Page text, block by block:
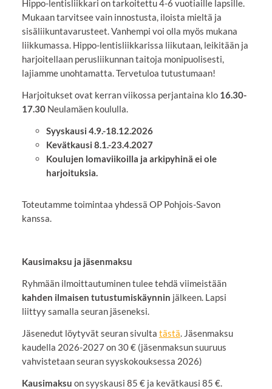
Hippo-lentisliikkari on tarkoitettu 4-6 vuotiaille lapsille.
Mukaan tarvitsee vain innostusta, iloista mieltä ja
sisäliikuntavarusteet. Vanhempi voi olla myös mukana
liikkumassa. Hippo-lentisliikkarissa liikutaan, leikitään ja
harjoitellaan perusliikunnan taitoja monipuolisesti,
lajiamme unohtamatta. Tervetuloa tutustumaan!
Harjoitukset ovat kerran viikossa perjantaina klo 16.30-
17.30Neulamäen koululla.
Syyskausi 4.9.-18.12.2026
Kevätkausi 8.1.-23.4.2027
Koulujen lomaviikoilla ja arkipyhinä ei ole
harjoituksia.
Toteutamme toimintaa yhdessä OP Pohjois-Savon
kanssa.
Kausimaksu ja jäsenmaksu
Ryhmään ilmoittautuminen tulee tehdä viimeistään
kahden ilmaisen tutustumiskäynnin jälkeen. Lapsi
liittyy samalla seuran jäseneksi.
Jäsenedut löytyvät seuran sivulta tästä. Jäsenmaksu
kaudella 2026-2027 on 30 € (jäsenmaksun suuruus
vahvistetaan seuran syyskokouksessa 2026)
Kausimaksu on syyskausi 85 € ja kevätkausi 85 €.